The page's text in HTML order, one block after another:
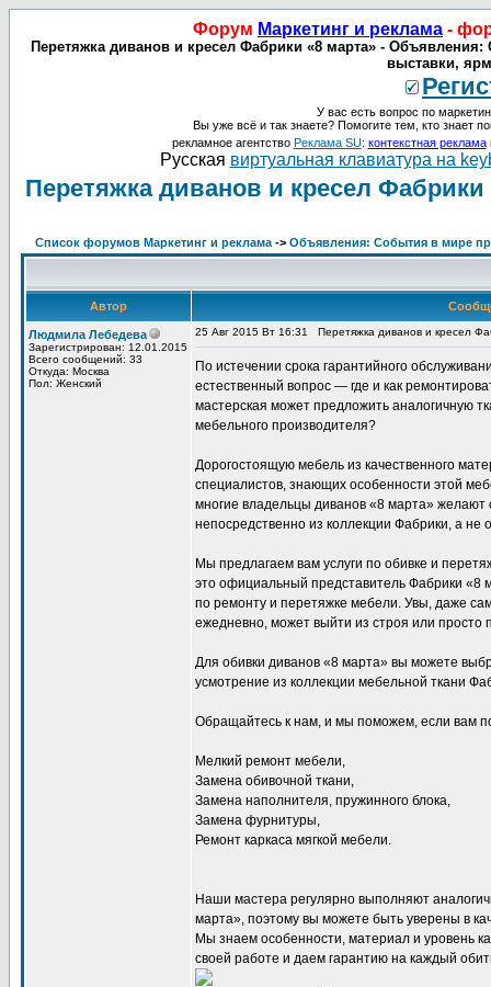
Форум Маркетинг и реклама -
Перетяжка диванов и кресел Фабрики «8 марта» -
выставки,
У вас есть вопрос по
Вы уже всё и так знаете? Помогите тем, кто знает
рекламное агентство Реклама SU: контекстная реклама
Русская виртуальная клавиатура на
Перетяжка диванов и кресел Фабрики
Список форумов Маркетинг и реклама -> Объявления: События в мире
Автор
Людмила Лебедева
Зарегистрирован: 12.01.2015
Всего сообщений: 33
Откуда: Москва
Пол: Женский
25 Авг 2015 Вт 16:31 Перетяжка диванов и кресел
По истечении срока гарантийного
естественный вопрос — где и как
мастерская может предложить аналогичную
мебельного производителя?
Дорогостоящую мебель из качественного
специалистов, знающих особенности этой
многие владельцы диванов «8 марта» желают
непосредственно из коллекции Фабрики, а
Мы предлагаем вам услуги по обивке и
это официальный представитель Фабрики «8
по ремонту и перетяжке мебели. Увы, даже
ежедневно, может выйти из строя или просто
Для обивки диванов «8 марта» вы можете
усмотрение из коллекции мебельной ткани
Обращайтесь к нам, и мы поможем, если вам
Мелкий ремонт мебели,
Замена обивочной ткани,
Замена наполнителя, пружинного блока,
Замена фурнитуры,
Ремонт каркаса мягкой мебели.
Наши мастера регулярно выполняют
марта», поэтому вы можете быть уверены в
Мы знаем особенности, материал и уровень
своей работе и даем гарантию на каждый